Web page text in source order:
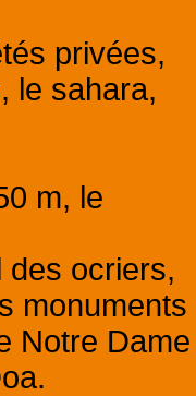
privées,
le sahara,
m, le
des ocriers,
monuments
Notre Dame